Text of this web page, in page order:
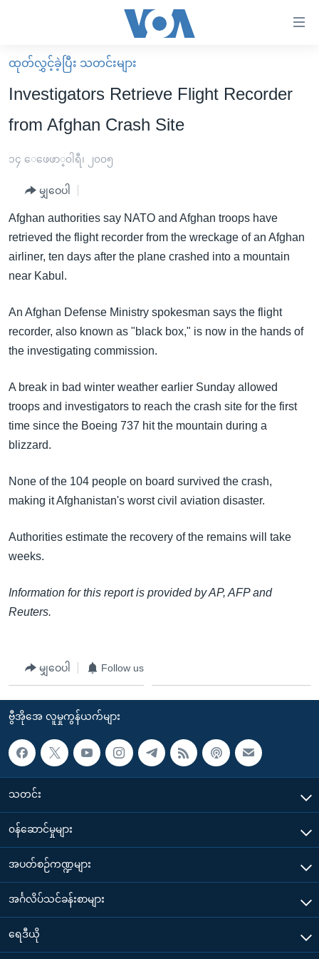
လွယ်ကူ
စေ
သည့်
များ
သို့
ကျော်
ကြည့်
ရန်
ရန်
နေရာ
ကျော်
ရန်
မူလစာမျက်နှာ
မြန်မာ
ကမ္ဘာ့သတင်းများ
ရပ်ဝန်းတခု လမ်းတခု အလွန်
အမေရိကန်သုံးအီဒီယံ
မကြေးမုံရဲ့ အင်္ဂလိပ်စာ
ရုပ်ရှင်ထဲက အင်္ဂလိပ်စာ
သုတပဒေသာ အင်္ဂလိပ်စာ
အပတ်စဉ်ကဏ္ဍများ
ရေဒီယို
တီဗွီ
ရေဒီယိုနှင့်ရုပ်သံ အချက်အလက်များ
ရေဒီယို/တီဗွီအစီအစဉ်
Learning English
ဗွီအိုအေ လူမှုကွန်ယက်များ
ဘာသာစကားများ
ထုတ်လွှင့်ခဲ့ပြီး သတင်းများ
Investigators Retrieve Flight Recorder
from Afghan Crash Site
၁၄ ေဖေဖာ္၀ါရီ၊ ၂၀၀၅
မျှဝေပါ
Afghan authorities say NATO and Afghan troops have
retrieved the flight recorder from the wreckage of an Afghan
airliner, ten days after the plane crashed into a mountain
near Kabul.
An Afghan Defense Ministry spokesman says the flight
recorder, also known as "black box," is now in the hands of
the investigating commission.
A break in bad winter weather earlier Sunday allowed
troops and investigators to reach the crash site for the first
time since the Boeing 737 hit the mountain during a
blizzard.
None of the 104 people on board survived the crash,
making it Afghanistan's worst civil aviation disaster.
Authorities estimate the recovery of the remains will take
weeks.
Information for this report is provided by AP, AFP and
Reuters.
မျှဝေပါ Follow us
ဗွီအိုအေ လူမှုကွန်ယက်များ
သတင်း
၀န်ဆောင်မှုများ
အပတ်စဉ်ကဏ္ဍများ
အင်္ဂလိပ်သင်ခန်းစာများ
ရေဒီယို